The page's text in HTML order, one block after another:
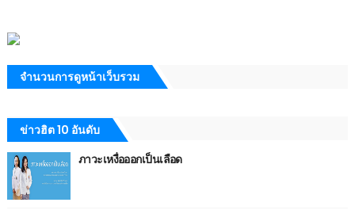
จำนวนการดูหน้าเว็บรวม
ข่าวฮิต 10 อันดับ
ภาวะเหงื่อออกเป็นเลือด